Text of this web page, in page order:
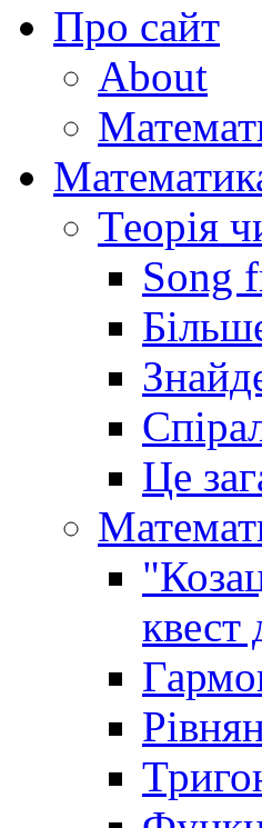
Про сайт
About
Теорія
Song
Це
квест